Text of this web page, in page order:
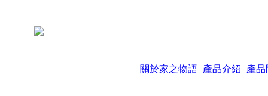
關於家之物語 產品介紹 產品